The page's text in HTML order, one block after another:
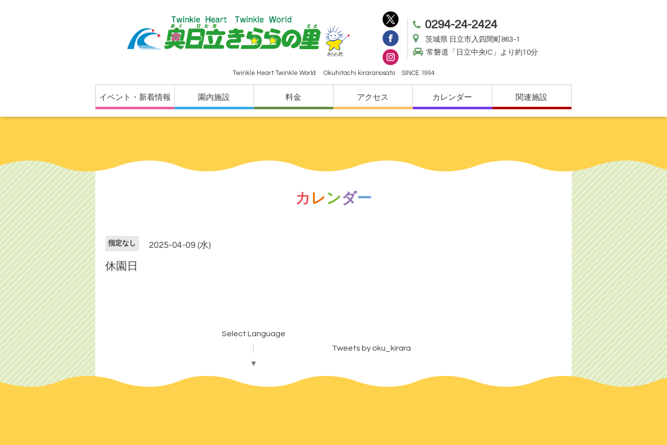
0294-24-2424
茨城県 日立市入四間町863-1
常磐道「日立中央IC」より約10分
Twinkle Heart Twinkle World Okuhitachi kiraranosato SINCE 1994
イベント・新着情報 園内施設 料金 アクセス カレンダー 関連施設
カ レンダー
指定なし 2025-04-09 (水)
休園日
Select Language
▼
Tweets by oku_kirara